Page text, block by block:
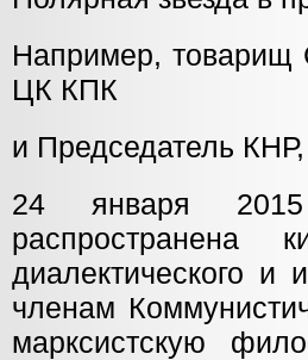
Например, товарищ
ЦК КПК
и Председатель
24 января
распространена
диалектического и
членам
марксистскую